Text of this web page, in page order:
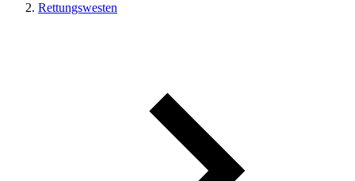
Rettungswesten